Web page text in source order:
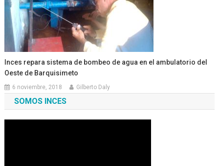
Inces repara sistema de bombeo de agua en el ambulatorio del
Oeste de Barquisimeto
6 noviembre, 2018 Gilberto Daly
SOMOS INCES